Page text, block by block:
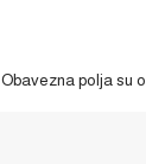
Obavezna polja su